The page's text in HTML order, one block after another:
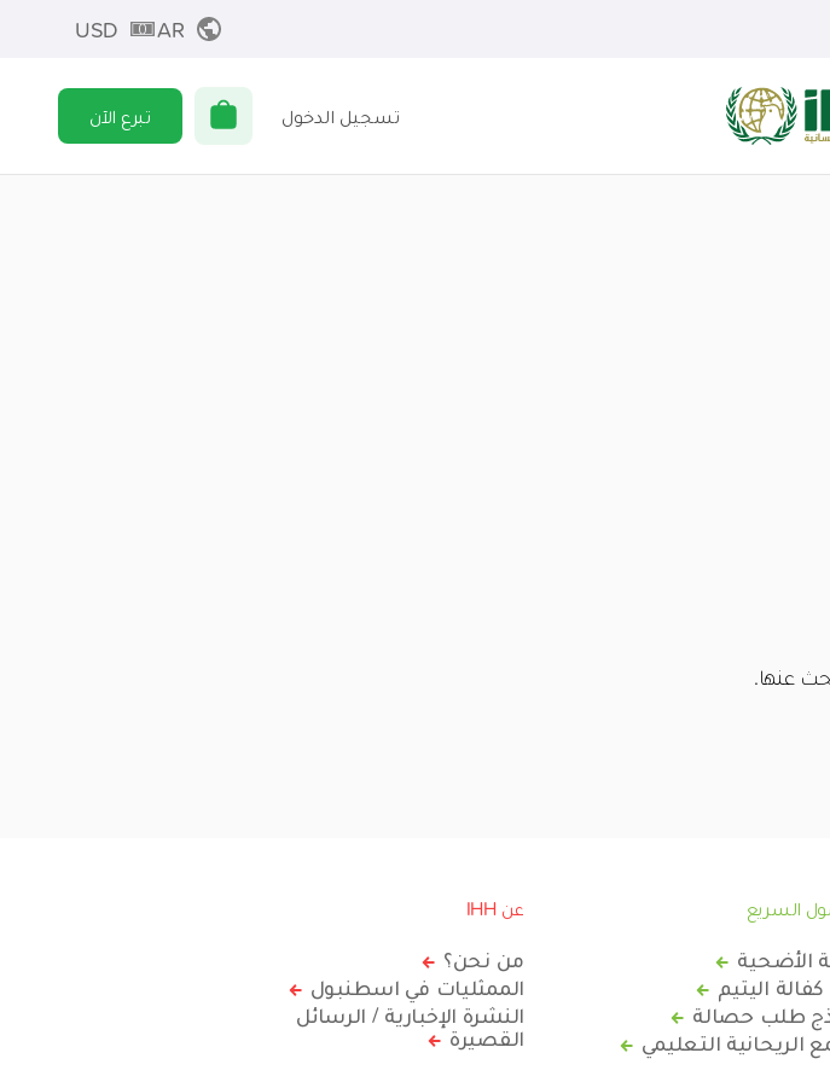
AR
USD
تسجيل الدخول تبرع الآن
عنها.
السريع
الأضحية
اليتيم
طلب حصالة
الريحانية التعليمي
عن IHH
من نحن؟
الممثليات في اسطنبول
النشرة الإخبارية / الرسائل
القصيرة